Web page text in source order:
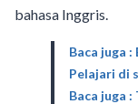
bahasa Inggris.
Baca juga
Pelajari di
Baca juga